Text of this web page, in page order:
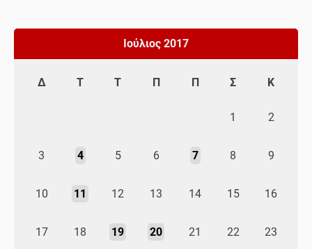
Ιούλιος 2017
Δ Τ Τ Π Π Σ Κ
1 2
3 4 5 6 7 8 9
10 11 12 13 14 15 16
17 18 19 20 21 22 23